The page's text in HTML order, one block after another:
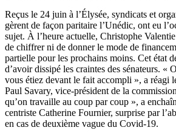
Reçus le 24 juin à l’Élysée, syndicats et
gèrent de façon paritaire l’Unédic, ont eu
sujet. À l’heure actuelle, Christophe Valentie
de chiffrer ni de donner le mode de
partielle pour les prochains moins. Cet état
d’avoir dissipé les craintes des sénateurs. «
vous étiez devant le fait accompli », a réagi
Paul Savary, vice-président de la
qu’on travaille au coup par coup », a
centriste Catherine Fournier, surprise par
en cas de deuxième vague du Covid-19.